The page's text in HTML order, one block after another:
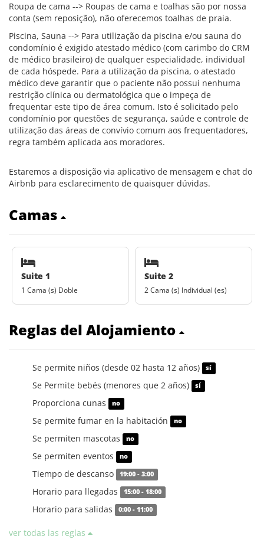
Roupa de cama --> Roupas de cama e toalhas são por nossa
conta (sem reposição), não oferecemos toalhas de praia.
Piscina, Sauna --> Para utilização da piscina e/ou sauna do
condomínio é exigido atestado médico (com carimbo do CRM
de médico brasileiro) de qualquer especialidade, individual
de cada hóspede. Para a utilização da piscina, o atestado
médico deve garantir que o paciente não possui nenhuma
restrição clínica ou dermatológica que o impeça de
frequentar este tipo de área comum. Isto é solicitado pelo
condomínio por questões de segurança, saúde e controle de
utilização das áreas de convívio comum aos frequentadores,
regra também aplicada aos moradores.
Estaremos a disposição via aplicativo de mensagem e chat do
Airbnb para esclarecimento de quaisquer dúvidas.
Camas
Suite 1
1 Cama (s) Doble
Suite 2
2 Cama (s) Individual (es)
Reglas del Alojamiento
Se permite niños (desde 02 hasta 12 años) sí
Se Permite bebés (menores que 2 años) sí
Proporciona cunas no
Se permite fumar en la habitación no
Se permiten mascotas no
Se permiten eventos no
Tiempo de descanso 19:00 - 3:00
Horario para llegadas 15:00 - 18:00
Horario para salidas 0:00 - 11:00
ver todas las reglas